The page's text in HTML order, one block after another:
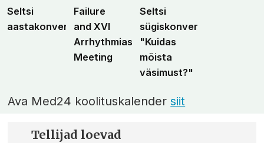
Seltsi
aastakonverents
Failure
and XVI
Arrhythmias
Meeting
Seltsi
sügiskonverents
"Kuidas
mõista
väsimust?"
Ava Med24 koolituskalendersiit
Tellijad loevad